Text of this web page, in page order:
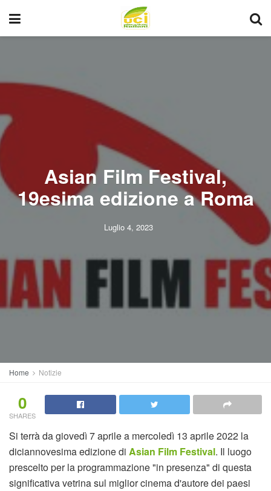
Asian Film Festival,
19esima edizione a Roma
Luglio 4, 2023
Home Notizie
0
SHARES
Si terrà da giovedì 7 aprile a mercoledì 13 aprile 2022 la
diciannovesima edizione di Asian Film Festival. Il luogo
prescelto per la programmazione "in presenza" di questa
significativa vetrina sul miglior cinema d'autore dei paesi